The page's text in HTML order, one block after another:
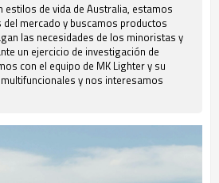
estilos de vida de Australia, estamos
mercado y buscamos productos
las necesidades de los minoristas y
un ejercicio de investigación de
con el equipo de MK Lighter y su
y nos interesamos